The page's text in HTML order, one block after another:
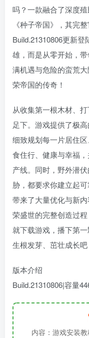
吗？一款融合了深度
《种子帝国》，其完
Build.21310806更新
雄，而是从零开始，
满机遇与危险的蛮荒
荣帝国的传奇！
从收集第一根木材、
足下。游戏提供了极
细致规划每一片居住
食住行、健康与幸福
产线。同时，野外潜
胁，都要求你建立起
带来了大量优化与新
荣盛世的完整创造过
就下载游戏，播下第
生根发芽、茁壮成长吧
版本介绍
Build.21310806|容量
内容：游戏安装